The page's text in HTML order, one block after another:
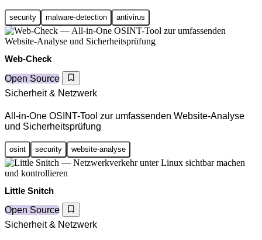
security malware-detection antivirus
Web-Check
Open Source
Sicherheit & Netzwerk
All-in-One OSINT-Tool zur umfassenden Website-Analyse
und Sicherheitsprüfung
osint security website-analyse
Little Snitch
Open Source
Sicherheit & Netzwerk